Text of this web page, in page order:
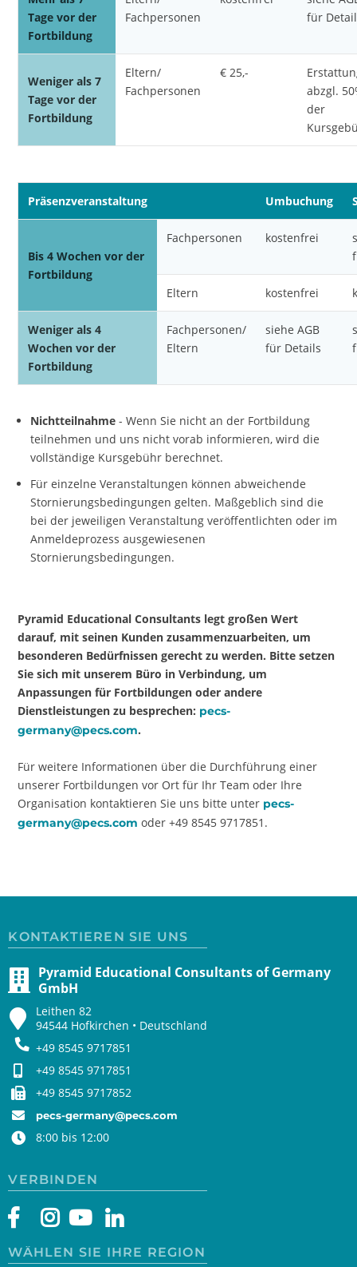
Tage vor der
Fortbildung
Fachpersonen
für
Weniger als 7
Tage vor der
Fortbildung
Eltern/
Fachpersonen
€ 25,-
abzgl.
der
Präsenzveranstaltung Umbuchung
Bis 4 Wochen vor der
Fortbildung
Fachpersonen kostenfrei
Eltern kostenfrei
Weniger als 4
Wochen vor der
Fortbildung
Fachpersonen/
Eltern
siehe AGB
für Details
Nichtteilnahme - Wenn Sie nicht an der Fortbildung
teilnehmen und uns nicht vorab informieren, wird die
vollständige Kursgebühr berechnet.
Für einzelne Veranstaltungen können abweichende
Stornierungsbedingungen gelten. Maßgeblich sind die
bei der jeweiligen Veranstaltung veröffentlichten oder im
Anmeldeprozess ausgewiesenen
Stornierungsbedingungen.
Pyramid Educational Consultants legt großen Wert
darauf, mit seinen Kunden zusammenzuarbeiten, um
besonderen Bedürfnissen gerecht zu werden. Bitte setzen
Sie sich mit unserem Büro in Verbindung, um
Anpassungen für Fortbildungen oder andere
Dienstleistungen zu besprechen: pecs-
germany@pecs.com.
Für weitere Informationen über die Durchführung einer
unserer Fortbildungen vor Ort für Ihr Team oder Ihre
Organisation kontaktieren Sie uns bitte unter pecs-
germany@pecs.com oder +49 8545 9717851.
KONTAKTIEREN SIE UNS
Pyramid Educational Consultants of Germany
GmbH
Leithen 82
94544 Hofkirchen • Deutschland
+49 8545 9717851
+49 8545 9717851
+49 8545 9717852
pecs-germany@pecs.com
8:00 bis 12:00
VERBINDEN
WÄHLEN SIE IHRE REGION